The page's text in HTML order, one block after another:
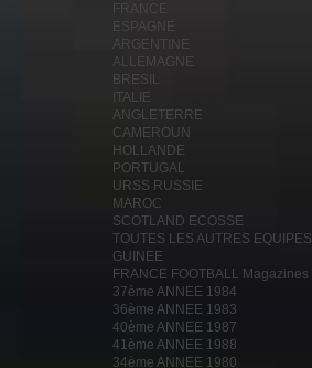
FRANCE
ESPAGNE
ARGENTINE
ALLEMAGNE
BRESIL
ITALIE
ANGLETERRE
CAMEROUN
HOLLANDE
PORTUGAL
URSS RUSSIE
MAROC
SCOTLAND ECOSSE
TOUTES LES AUTRES EQUIPES
GUINEE
FRANCE FOOTBALL Magazines
37ème ANNEE 1984
36ème ANNEE 1983
40ème ANNEE 1987
41ème ANNEE 1988
34ème ANNEE 1980